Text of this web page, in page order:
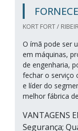
KORT FORT /
O ímã pode ser
em máquinas,
de engenharia,
fechar o serviço
e líder do
melhor fábrica
VANTAGENS
Segurança;